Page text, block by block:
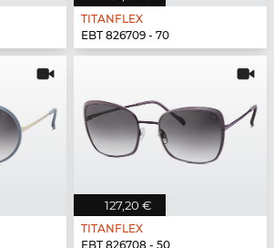
TITANFLEX
EBT 826709 - 70
127,20 €
TITANFLEX
EBT 826708 - 50